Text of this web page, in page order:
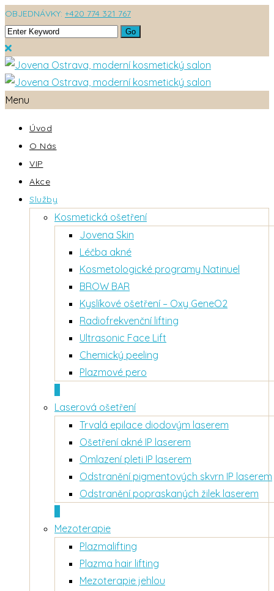
OBJEDNÁVKY: +420 774 321 767
Menu
Úvod
O Nás
VIP
Akce
Služby
Kosmetická ošetření
Jovena Skin
Léčba akné
Kosmetologické programy Natinuel
BROW BAR
Kyslíkové ošetření – Oxy GeneO2
Radiofrekvenční lifting
Ultrasonic Face Lift
Chemický peeling
Plazmové pero
Laserová ošetření
Trvalá epilace diodovým laserem
Ošetření akné IP laserem
Omlazení pleti IP laserem
Odstranění pigmentových skvrn IP laserem
Odstranění popraskaných žilek laserem
Mezoterapie
Plazmalifting
Plazma hair lifting
Mezoterapie jehlou